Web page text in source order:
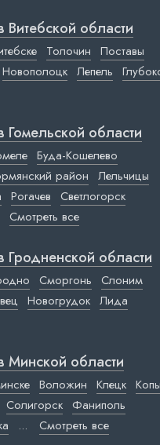
Витебской области
Толочин Поставы
Новополоцк Лепель
Гомельской области
Буда-Кошелево
район Лельчицы
Рогачев Светлогорск
Смотреть все
Гродненской области
Сморгонь Слоним
Новогрудок Лида
Минской области
Воложин Клецк
Солигорск Фаниполь
... Смотреть все